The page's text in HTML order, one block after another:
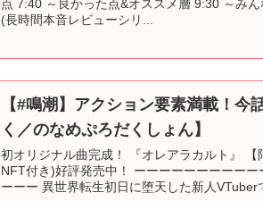
点 7:40 ～良かった点&オススメ層 9:30 ～み
(長時間本音レビューシリ...
【#鳴潮】アクション要素満載！今
く／のなめぷろだくしょん】
初オリジナル曲完成！ 『オレアラカルト』
NFT付き)好評発売中！ ーーーーーーーーー
ーーー 異世界転生初日に堕天した新人VTuber